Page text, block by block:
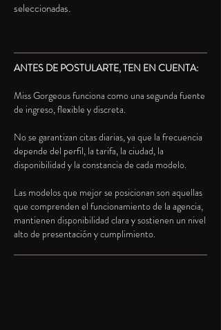
seleccionadas.
ANTES DE POSTULARTE, TEN EN CUENTA:
Miss Gorgeous funciona como una segunda fuente
de ingreso, flexible y discreta.
No se garantizan citas diarias, ya que la frecuencia
depende del perfil, la tarifa, la ciudad, la
disponibilidad y la constancia de cada modelo.
Las modelos que mejor se posicionan son aquellas
que comprenden el funcionamiento de la agencia,
mantienen disponibilidad clara y sostienen un nivel
alto de presentación y cumplimiento.